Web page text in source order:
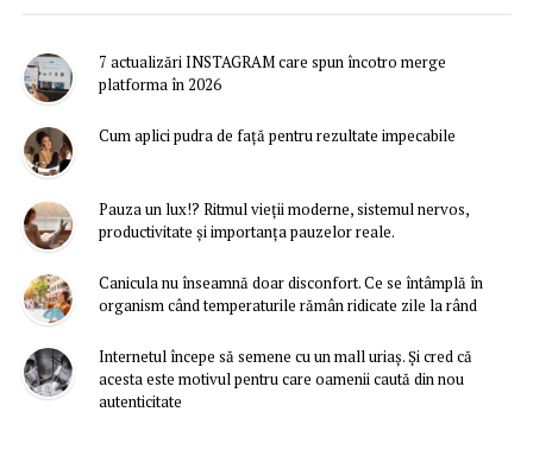
7 actualizări INSTAGRAM care spun încotro merge
platforma în 2026
Cum aplici pudra de față pentru rezultate impecabile
Pauza un lux!? Ritmul vieții moderne, sistemul nervos,
productivitate și importanța pauzelor reale.
Canicula nu înseamnă doar disconfort. Ce se întâmplă în
organism când temperaturile rămân ridicate zile la rând
Internetul începe să semene cu un mall uriaș. Și cred că
acesta este motivul pentru care oamenii caută din nou
autenticitate